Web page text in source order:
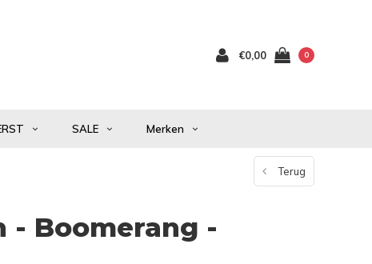
€0,00 0
SALE Merken
Terug
- Boomerang -